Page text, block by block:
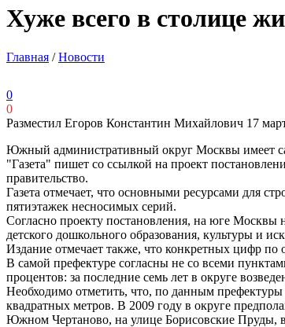
Хуже всего в столице
Главная /Новости
0
0
Разместил Егоров Константин Михайлович 17
Южный административный округ Москвы имеет
"Газета" пишет со ссылкой на проект
правительство.
Газета отмечает, что основными ресурсами для
пятиэтажек несносимых серий.
Согласно проекту постановления, на юге Москвы
детского дошкольного образования, культуры и
Издание отмечает также, что конкретных цифр по
В самой префектуре согласны не со всеми
процентов: за последние семь лет в округе
Необходимо отметить, что, по данным
квадратных метров. В 2009 году в округе
Южном Чертаново, на улице Борисовские Пруды,